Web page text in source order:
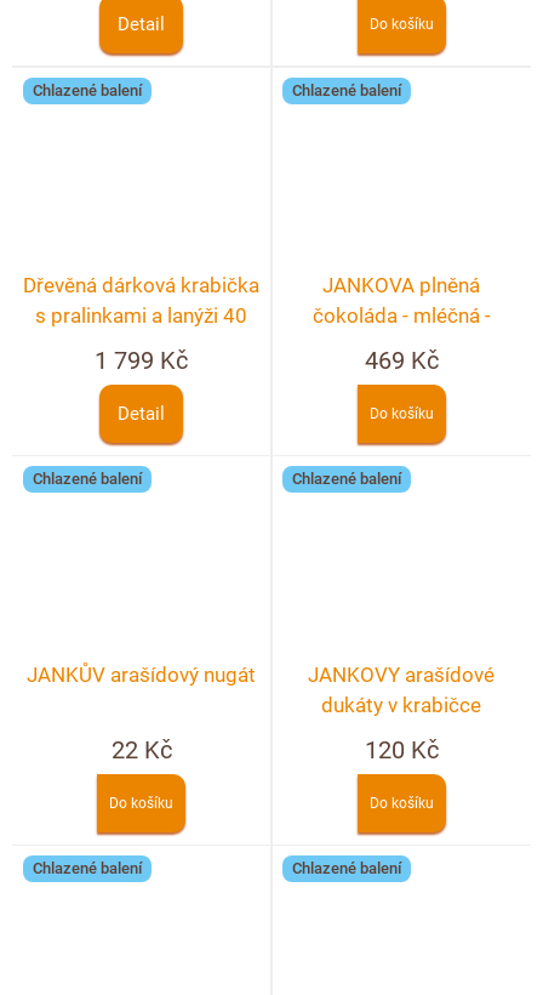
Detail Do košíku
Chlazené balení
Dřevěná dárková krabička
s pralinkami a lanýži 40
1 799 Kč
Detail
Chlazené balení
JANKOVA plněná
čokoláda - mléčná -
nugátová
469 Kč
Do košíku
Chlazené balení
JANKŮV arašídový nugát
22 Kč
Do košíku
Chlazené balení
JANKOVY arašídové
dukáty v krabičce
120 Kč
Do košíku
Chlazené balení Chlazené balení